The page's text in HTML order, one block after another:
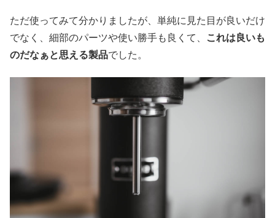
ただ使ってみて分かりましたが、単純に見た目が良いだけ
でなく、細部のパーツや使い勝手も良くて、
これは良いも
のだなぁと思える製品でした。